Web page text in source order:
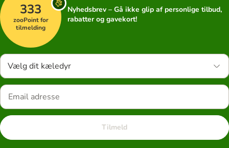
333
zooPoint for
tilmelding
Nyhedsbrev – Gå ikke glip af personlige tilbud,
rabatter og gavekort!
Vælg dit kæledyr
Tilmeld